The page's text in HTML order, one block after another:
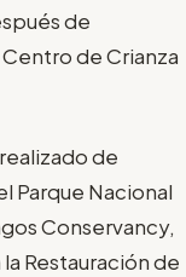
de
de Crianza
de
Parque Nacional
Conservancy,
Restauración de